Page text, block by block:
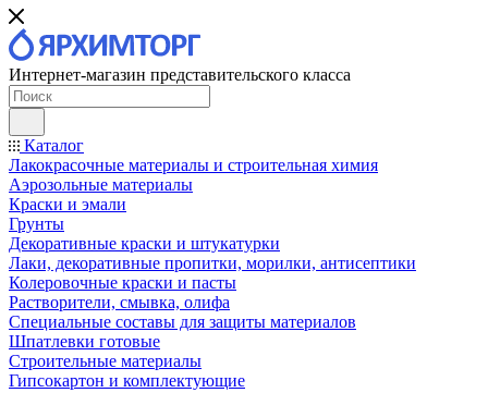
Интернет-магазин представительского класса
Каталог
Лакокрасочные материалы и строительная химия
Аэрозольные материалы
Краски и эмали
Грунты
Декоративные краски и штукатурки
Лаки, декоративные пропитки, морилки, антисептики
Колеровочные краски и пасты
Растворители, смывка, олифа
Специальные составы для защиты материалов
Шпатлевки готовые
Строительные материалы
Гипсокартон и комплектующие